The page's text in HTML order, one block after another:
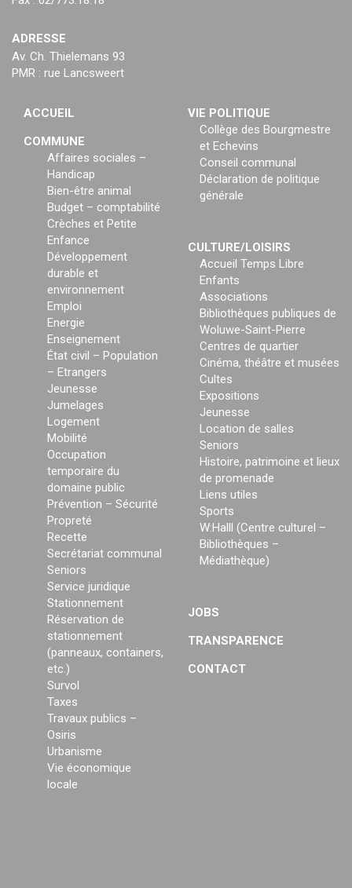
ADRESSE
Av. Ch. Thielemans 93
PMR : rue Lancsweert
ACCUEIL
COMMUNE
Affaires sociales –
Handicap
Bien-être animal
Budget – comptabilité
Crèches et Petite
Enfance
Développement
durable et
environnement
Emploi
Energie
Enseignement
État civil – Population
– Etrangers
Jeunesse
Jumelages
Logement
Mobilité
Occupation
temporaire du
domaine public
Prévention – Sécurité
Propreté
Recette
Secrétariat communal
Seniors
Service juridique
Stationnement
Réservation de
stationnement
(panneaux, containers,
etc.)
Survol
Taxes
Travaux publics –
Osiris
Urbanisme
Vie économique
locale
VIE POLITIQUE
Collège des Bourgmestre
et Echevins
Conseil communal
Déclaration de politique
générale
CULTURE/LOISIRS
Accueil Temps Libre
Enfants
Associations
Bibliothèques publiques de
Woluwe-Saint-Pierre
Centres de quartier
Cinéma, théâtre et musées
Cultes
Expositions
Jeunesse
Location de salles
Seniors
Histoire, patrimoine et lieux
de promenade
Liens utiles
Sports
W:Halll (Centre culturel –
Bibliothèques –
Médiathèque)
JOBS
TRANSPARENCE
CONTACT